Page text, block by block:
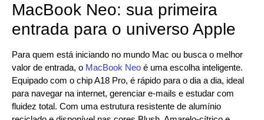
MacBook Neo: sua primeira
entrada para o universo Apple
Para quem está iniciando no mundo Mac ou busca o melhor
valor de entrada, o MacBook Neo é uma escolha inteligente.
Equipado com o chip A18 Pro, é rápido para o dia a dia, ideal
para navegar na internet, gerenciar e-mails e estudar com
fluidez total. Com uma estrutura resistente de alumínio